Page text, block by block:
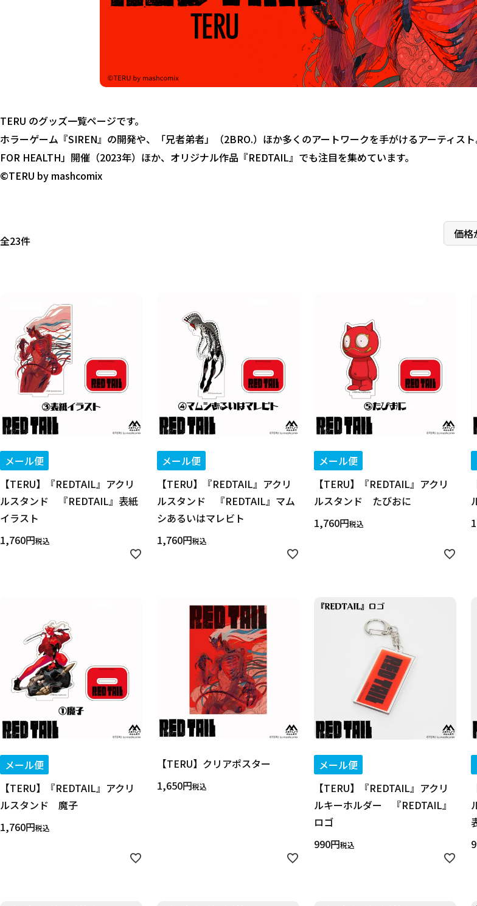
TERU のグッズ一覧ページです。
ホラーゲーム『SIREN』の開発や、「兄者弟者」（2BRO.）ほか多くのアートワークを手がけるアーティス
FOR HEALTH」開催（2023年）ほか、オリジナル作品『REDTAIL』でも注目を集めています。
©TERU by mashcomix
全23件
メール便
【TERU】『REDTAIL』アクリ
ルスタンド 『REDTAIL』表紙
イラスト
1,760
税込
メール便
【TERU】『REDTAIL』アクリ
ルスタンド 『REDTAIL』マム
シあるいはマレビト
1,760
税込
メール便
【TERU】『REDTAIL』アクリ
ルスタンド たびおに
1,760
税込
メール便
【TERU】『REDTAIL』アクリ
ルスタンド 魔子
1,760
税込
【TERU】クリアポスター
1,650
税込
メール便
【TERU】『REDTAIL』アクリ
ルキーホルダー 『REDTAIL』
ロゴ
990
税込